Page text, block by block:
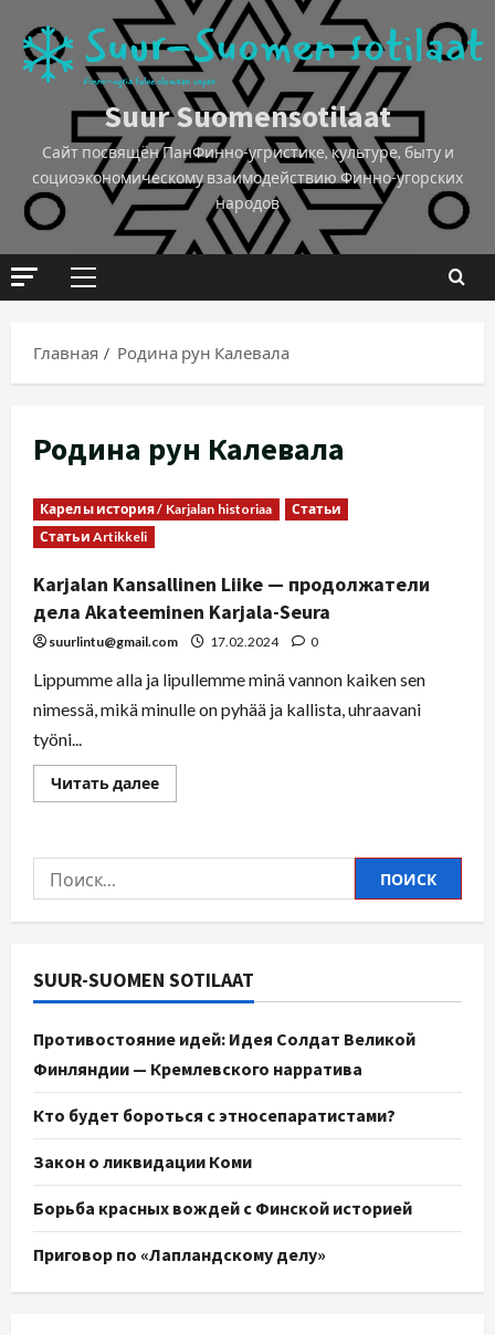
Suur Suomensotilaat
Сайт посвящён ПанФинно-угристике, культуре, быту и
социоэкономическому взаимодействию Финно-угорских
народов
Главная Родина рун Калевала
Родина рун Калевала
Карелы история / Karjalan historiaa
Статьи
Статьи Artikkeli
Karjalan Kansallinen Liike — продолжатели
дела Akateeminen Karjala-Seura
suurlintu@gmail.com 17.02.2024 0
Lippumme alla ja lipullemme minä vannon kaiken sen
nimessä, mikä minulle on pyhää ja kallista, uhraavani
työni...
Читать далее
SUUR-SUOMEN SOTILAAT
Противостояние идей: Идея Солдат Великой
Финляндии — Кремлевского нарратива
Кто будет бороться с этносепаратистами?
Закон о ликвидации Коми
Борьба красных вождей с Финской историей
Приговор по «Лапландскому делу»